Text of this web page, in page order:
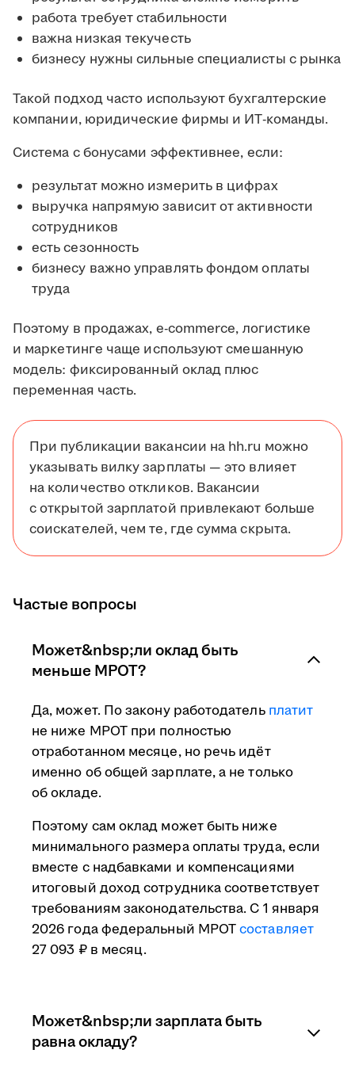
работа требует стабильности
важна низкая текучесть
бизнесу нужны сильные специалисты с рынка
Такой подход часто используют бухгалтерские
компании, юридические фирмы и ИТ-команды.
Система с бонусами эффективнее, если:
результат можно измерить в цифрах
выручка напрямую зависит от активности
сотрудников
есть сезонность
бизнесу важно управлять фондом оплаты
труда
Поэтому в продажах, e-commerce, логистике
и маркетинге чаще используют смешанную
модель: фиксированный оклад плюс
переменная часть.
При публикации вакансии на hh.ru можно
указывать вилку зарплаты — это влияет
на количество откликов. Вакансии
с открытой зарплатой привлекают больше
соискателей, чем те, где сумма скрыта.
Частые вопросы
Может&nbsp;ли оклад быть
меньше МРОТ?
Да, может. По закону работодатель платит
не ниже МРОТ при полностью
отработанном месяце, но речь идёт
именно об общей зарплате, а не только
об окладе.
Поэтому сам оклад может быть ниже
минимального размера оплаты труда, если
вместе с надбавками и компенсациями
итоговый доход сотрудника соответствует
требованиям законодательства. С 1 января
2026 года федеральный МРОТсоставляет
27 093 ₽ в месяц.
Может&nbsp;ли зарплата быть
равна окладу?